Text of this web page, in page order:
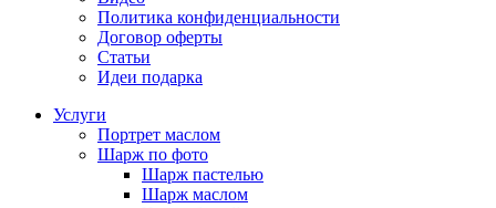
Политика конфиденциальности
Договор оферты
Статьи
Идеи подарка
Услуги
Портрет маслом
Шарж по фото
Шарж пастелью
Шарж маслом